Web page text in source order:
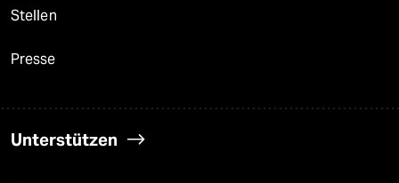
Stellen
Presse
Unterstützen